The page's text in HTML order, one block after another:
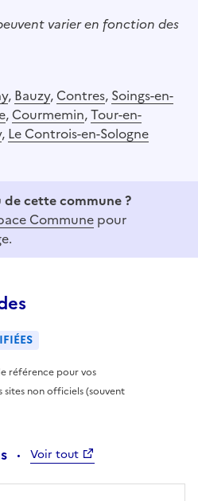
varier en fonction des
, Bauzy, Contres, Soings-en-
, Courmemin,Tour-en-
, Le Controis-en-Sologne
de cette commune ?
Commune pour
référence pour vos
sites non officiels (souvent
Voir tout